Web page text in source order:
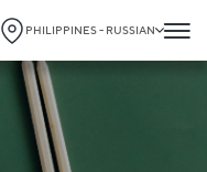
PHILIPPINES - RUSSIAN